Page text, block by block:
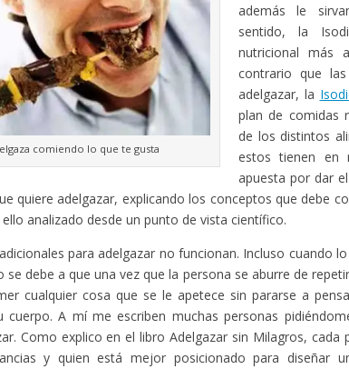
comiendo lo que te gusta
además le
sentido, la
nutricional más
contrario que
adelgazar, la
plan de comidas
de los distintos
estos tienen en
apuesta por dar
quiere adelgazar, explicando los conceptos que debe
analizado desde un punto de vista científico.
para adelgazar no funcionan. Incluso cuando
se debe a que una vez que la persona se aburre de
cualquier cosa que se le apetece sin pararse a
cuerpo. A mí me escriben muchas personas
Como explico en el libro Adelgazar sin Milagros, cada
y quien está mejor posicionado para diseñar